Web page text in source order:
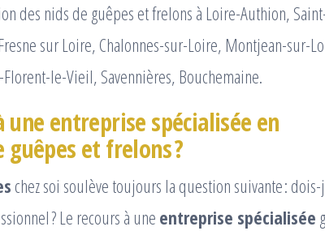
des nids de guêpes et frelons à Loire-Authion,
sur Loire, Chalonnes-sur-Loire, Montjean-sur-
le-Vieil, Savennières, Bouchemaine.
entreprise spécialisée en
et frelons ?
chez soi soulève toujours la question suivante : dois-
? Le recours à une entreprise spécialisée